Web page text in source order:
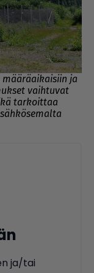
ja
vaihtuvat
tarkoittaa
ja/tai